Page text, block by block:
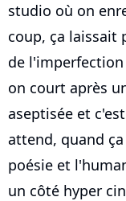
studio où on
coup, ça laissait
de
on court après
aseptisée et
attend, quand
poésie et
un côté hyper